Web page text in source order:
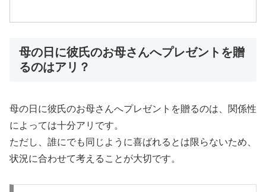
母の日に彼氏のお母さんへプレゼントを贈
るのはアリ？
母の日に彼氏のお母さんへプレゼントを贈るのは、関係性
によっては十分アリです。
ただし、誰にでも同じように喜ばれるとは限らないため、
状況に合わせて考えることが大切です。